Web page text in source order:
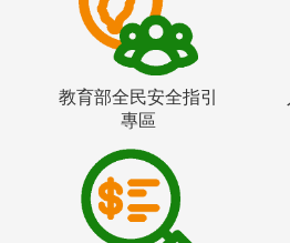
教育部全民安全指引
專區